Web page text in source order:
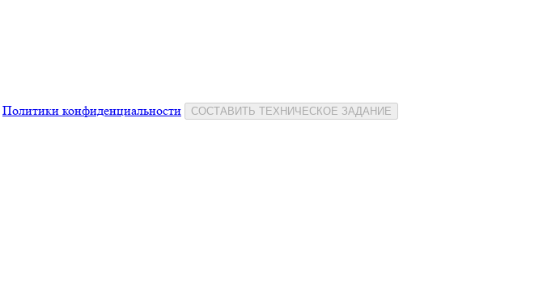
Политики конфиденциальности СОСТАВИТЬ ТЕХНИЧЕСКОЕ ЗАДАНИЕ